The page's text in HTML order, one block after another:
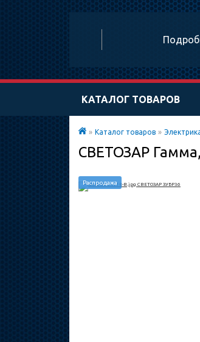
КАТАЛОГ ТОВАРОВ
» Каталог товаров »
СВЕТОЗАР
Распродажа